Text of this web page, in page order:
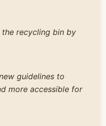
recycling bin by
guidelines to
more accessible for